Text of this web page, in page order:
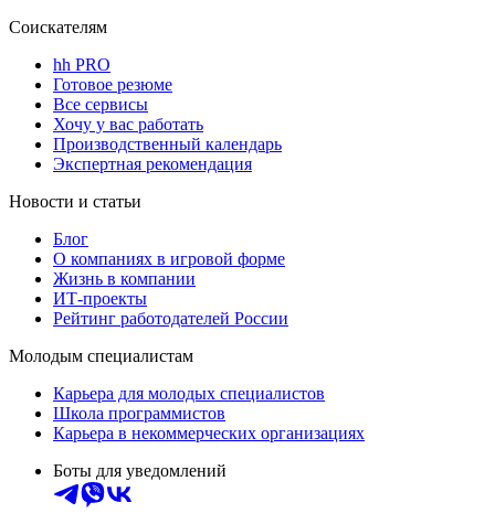
Соискателям
hh PRO
Готовое резюме
Все сервисы
Хочу у вас работать
Производственный календарь
Экспертная рекомендация
Новости и статьи
Блог
О компаниях в игровой форме
Жизнь в компании
ИТ-проекты
Рейтинг работодателей России
Молодым специалистам
Карьера для молодых специалистов
Школа программистов
Карьера в некоммерческих организациях
Боты для уведомлений